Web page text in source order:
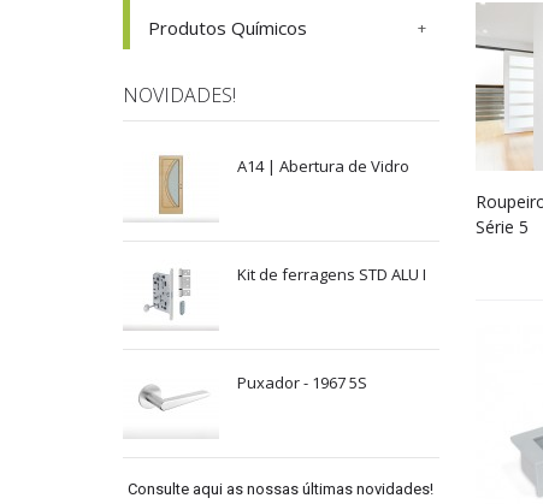
Produtos Químicos
NOVIDADES!
A14 | Abertura de Vidro
Kit de ferragens STD ALU I
Puxador - 1967 5S
Consulte aqui as nossas últimas novidades!
Série 5